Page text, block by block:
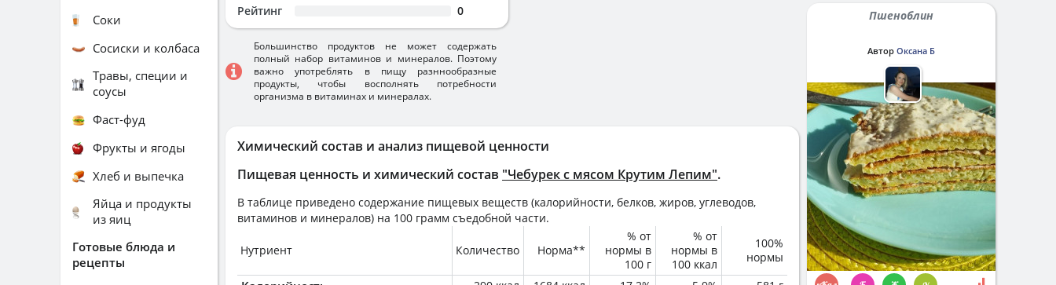
Химический состав и анализ пищевой ценности
Пищевая ценность и химический состав "Чебурек с мясом Крутим Лепим".
В таблице приведено содержание пищевых веществ (калорийности, белков, жиров, углеводов,
витаминов и минералов) на 100 грамм съедобной части.
Нутриент Количество Норма**
% от
нормы в
100 г
% от
нормы в
100 ккал
100%
нормы
Рейтинг 0
Большинство продуктов не может содержать
полный набор витаминов и минералов. Поэтому
важно употреблять в пищу разннообразные
продукты, чтобы восполнять потребности
организма в витаминах и минералах.
Соки
Сосиски и колбаса
Травы, специи и
соусы
Фаст-фуд
Фрукты и ягоды
Хлеб и выпечка
Яйца и продукты
из яиц
Готовые блюда и
рецепты
Пшеноблин
Автор Оксана Б